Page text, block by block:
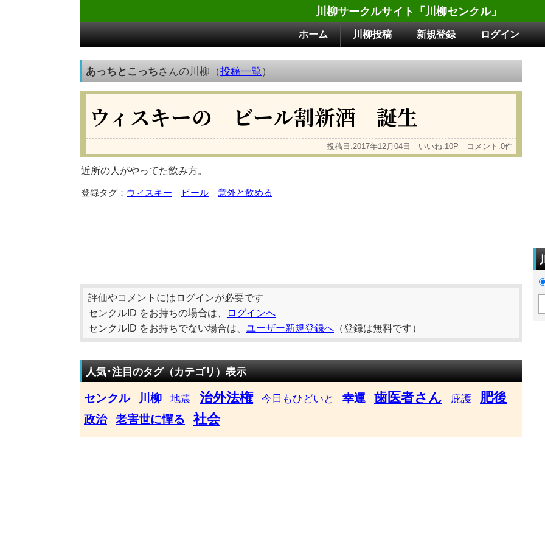
川柳サークルサイト「川柳センクル」
ホーム 川柳投稿 新規登録 ログイン
あっちとこっちさんの川柳（投稿一覧）
ウィスキーの ビール割新酒 誕生
投稿日:2017年12月04日 いいね:10P コメント:0件
近所の人がやってた飲み方。
登録タグ： ウィスキー ビール 意外と飲める
評価やコメントにはログインが必要です
センクルID をお持ちの場合は、
ログインへ
センクルID をお持ちでない場合は、 ユーザー新規登録へ （登録は無料です）
人気･注目のタグ（カテゴリ）表示
センクル 川柳 地震 治外法権 今日もひどいと 幸運 歯医者さん 庇護 肥後
政治 老害世に憚る 社会